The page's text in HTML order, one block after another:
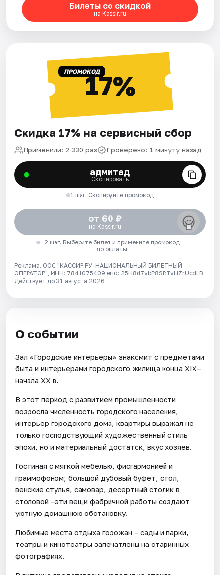
Билеты со скидкой
на Kassir.ru
ПРОМОКОД17%
Скидка 17% на сервисный сбор
Применили: 2 330 раз Проверено: 1 минуту назад
адмитад
Скопировать
1 шаг. Скопируйте промокод
от 60 ₽
на Kassir.ru
2 шаг. Выберите билет и примените промокод
до оплаты
Реклама. ООО "КАССИР.РУ-НАЦИОНАЛЬНЫЙ БИЛЕТНЫЙ
ОПЕРАТОР", ИНН: 7841075409 erid: 25H8d7vbP8SRTvHZrUcdLB.
Действует до 31 августа 2026
О событии
Зал «Городские интерьеры» знакомит с предметами
быта и интерьерами городского жилища конца XIX–
начала XX в.
В этот период с развитием промышленности
возросла численность городского населения,
интерьер городского дома, квартиры выражал не
только господствующий художественный стиль
эпохи, но и материальный достаток, вкус хозяев.
Гостиная с мягкой мебелью, фисгармонией и
граммофоном; большой дубовый буфет, стол,
венские стулья, самовар, десертный столик в
столовой –эти вещи фабричной работы создают
уютную домашнюю обстановку.
Любимые места отдыха горожан – сады и парки,
театры и кинотеатры запечатлены на старинных
фотографиях.